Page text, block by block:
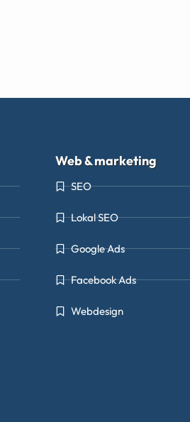
Web & marketing
SEO
Lokal SEO
Google Ads
Facebook Ads
Webdesign